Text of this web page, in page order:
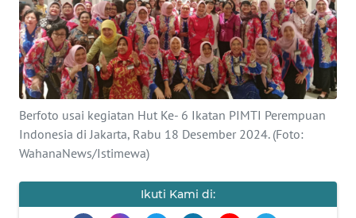
Berfoto usai kegiatan Hut Ke- 6 Ikatan PIMTI Perempuan
Indonesia di Jakarta, Rabu 18 Desember 2024. (Foto:
WahanaNews/Istimewa)
Ikuti Kami di:
INDEKS
BERITA
KONTAK
KAMI
INFO
IKLAN
KAMI